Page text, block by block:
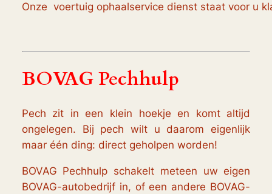
Onze voertuig ophaalservice dienst staat voor u
BOVAG Pechhulp
Pech zit in een klein hoekje en komt altijd
ongelegen. Bij pech wilt u daarom eigenlijk
maar één ding: direct geholpen worden!
BOVAG Pechhulp schakelt meteen uw eigen
BOVAG-autobedrijf in, of een andere BOVAG-